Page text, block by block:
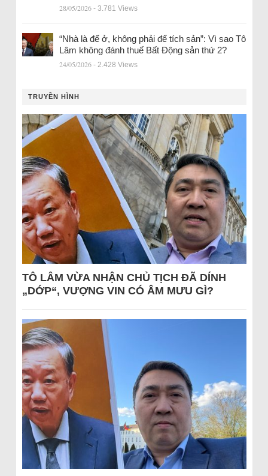
28/05/2026 - 3.781 Views
“Nhà là để ở, không phải để tích sản”: Vì sao Tô
Lâm không đánh thuế Bất Động sản thứ 2?
24/05/2026 - 2.428 Views
TRUYỀN HÌNH
TÔ LÂM VỪA NHẬN CHỦ TỊCH ĐÃ DÍNH
„DỚP“, VƯỢNG VIN CÓ ÂM MƯU GÌ?